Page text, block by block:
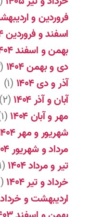
فروردین و اردیبهشت
اسفند و فروردین ۱۴۰۴
بهمن و اسفند ۱۴۰۴
دی و بهمن ۱۴۰۴
(۳)
آذر و دی ۱۴۰۴
(۱)
آبان و آذر ۱۴۰۴
(۲)
مهر و آبان ۱۴۰۴
(۱)
شهریور و مهر ۱۴۰۴
مرداد و شهریور ۱۴۰۴
تیر و مرداد ۱۴۰۴
(۱)
خرداد و تیر ۱۴۰۴
(۱)
اردیبهشت و خرداد